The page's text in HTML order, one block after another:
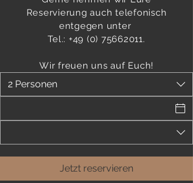
Reservierung auch telefonisch
entgegen unter
Tel.: +49 (0) 75662011.
Wir freuen uns auf Euch!
2 Personen
Jetzt reservieren